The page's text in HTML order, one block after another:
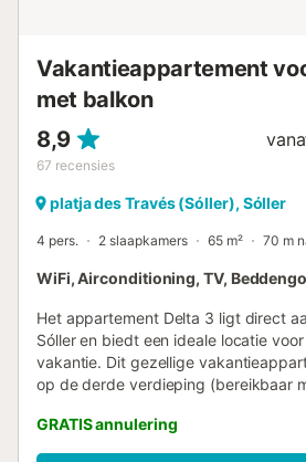
Vakantieappartement
met balkon
8,9
67 recensies
platja des Través (Sóller), Sóller
4 pers. 2 slaapkamers 65 m² 70 m
WiFi, Airconditioning, TV,
Het appartement Delta 3 ligt direct
Sóller en biedt een ideale locatie
vakantie. Dit gezellige
op de derde verdieping (bereikbaar
goed uitgeruste kitchenette, 2
badkamer, geschikt voor maximaal 4
GRATIS annulering